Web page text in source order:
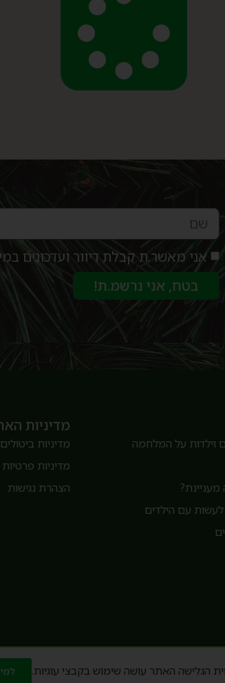
אני מאשר.ת קבלת דיוור ועדכונים
בטח, אני נרשמ.ת!
וילדות על המלחמה
עם הילדים
מדיניות
מדיניות ביטולים
מדיניות פרטיות
הצהרת נגישות
הגלישה האתר עושה שימוש בקבצי עוגיות.